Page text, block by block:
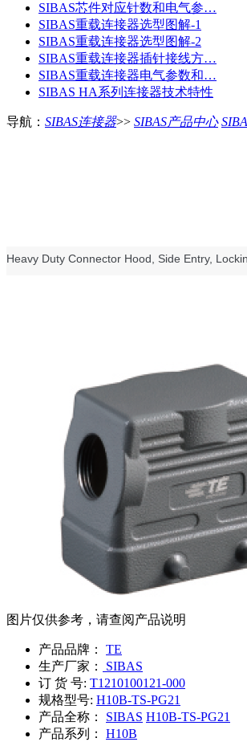
SIBAS芯件对应针数和电气参…
SIBAS重载连接器选型图解-1
SIBAS重载连接器选型图解-2
SIBAS重载连接器插针接线方…
SIBAS重载连接器电气参数和…
SIBAS HA系列连接器技术特性
导航： SIBAS连接器>> SIBAS产品中心
Heavy Duty Connector Hood, Side Entry,
图片仅供参考，请查阅产品说明
产品品牌：
TE
生产厂家：
SIBAS
订 货 号: T1210100121-000
规格型号: H10B-TS-PG21
产品全称：
SIBAS H10B-TS-PG21
产品系列：
H10B